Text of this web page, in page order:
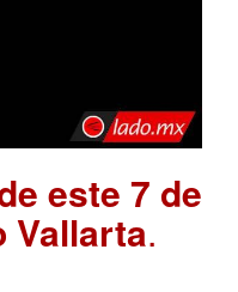
este 7 de
Vallarta.